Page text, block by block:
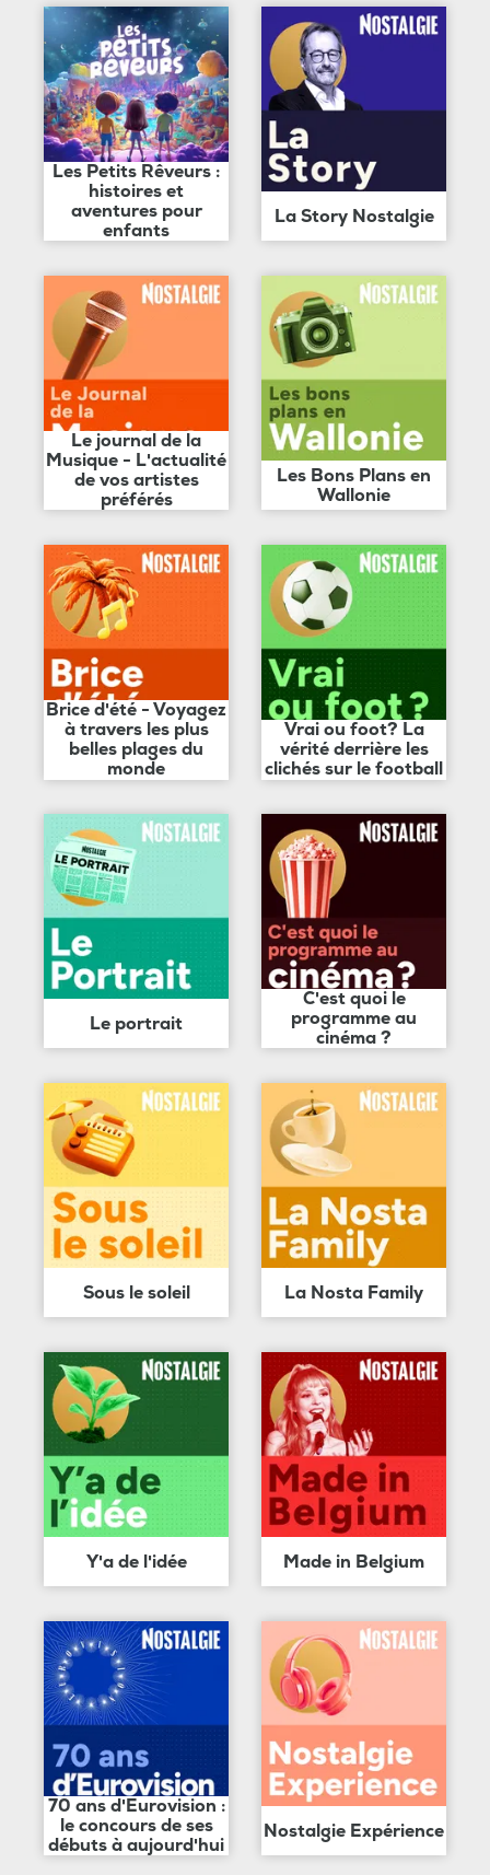
Les Petits Rêveurs :
histoires et
aventures pour
enfants
La Story Nostalgie
Le journal de la
Musique - L'actualité
de vos artistes
préférés
Les Bons Plans en
Wallonie
Brice d'été - Voyagez
à travers les plus
belles plages du
monde
Vrai ou foot? La
vérité derrière les
clichés sur le football
Le portrait
C'est quoi le
programme au
cinéma ?
Sous le soleil La Nosta Family
Y'a de l'idée Made in Belgium
70 ans d'Eurovision :
le concours de ses
débuts à aujourd'hui
Nostalgie Expérience